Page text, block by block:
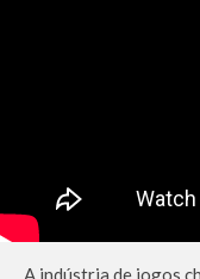
A indústria de jogos